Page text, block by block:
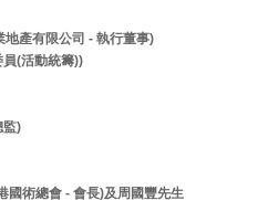
產有限公司 - 執行董事)
(活動統籌))
監)
國術總會 - 會長)及周國豐先生